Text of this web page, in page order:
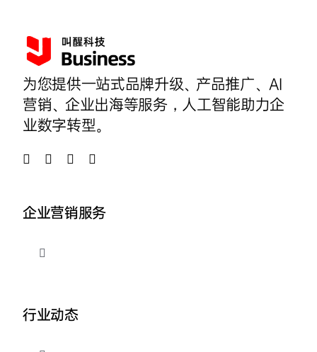
为您提供一站式品牌升级、产品推广、AI
营销、企业出海等服务，人工智能助力企
业数字转型。
企业营销服务
切
航
行业动态